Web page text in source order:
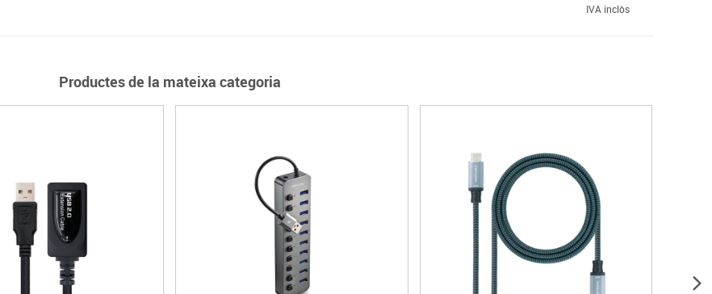
IVA inclòs
Productes de la mateixa categoria